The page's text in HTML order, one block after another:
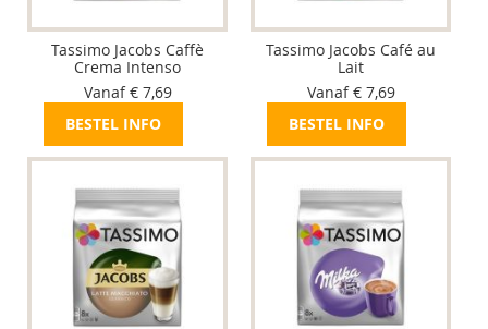
Tassimo Jacobs Caffè
Crema Intenso
Vanaf € 7,69
BESTEL INFO
Tassimo Jacobs Café au
Lait
Vanaf € 7,69
BESTEL INFO